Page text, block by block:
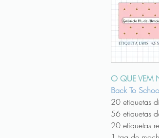
O QUE VEM
Back To
20 etiquetas
56 etiquetas
20 etiquetas